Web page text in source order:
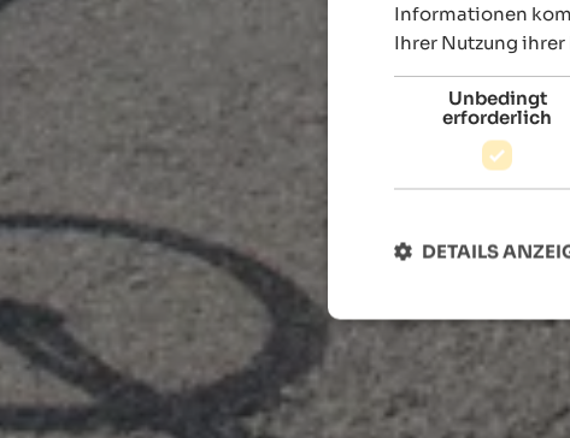
Informationen
Ihrer Nutzung
Unbedingt
erforderlich
DETAILS